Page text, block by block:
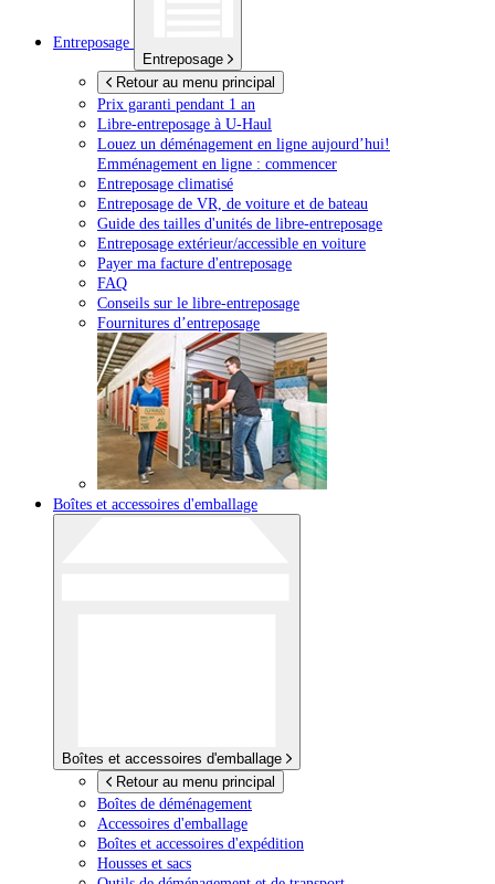
Entreposage
Entreposage
Retour au menu principal
Prix garanti pendant 1 an
Libre-entreposage à U-Haul
Louez un déménagement en ligne aujourd’hui!
Emménagement en ligne : commencer
Entreposage climatisé
Entreposage de VR, de voiture et de bateau
Guide des tailles d'unités de libre-entreposage
Entreposage extérieur/accessible en voiture
Payer ma facture d'entreposage
FAQ
Conseils sur le libre-entreposage
Fournitures d’entreposage
Boîtes et accessoires d'emballage
Boîtes et accessoires d'emballage
Retour au menu principal
Boîtes de déménagement
Accessoires d'emballage
Boîtes et accessoires d'expédition
Housses et sacs